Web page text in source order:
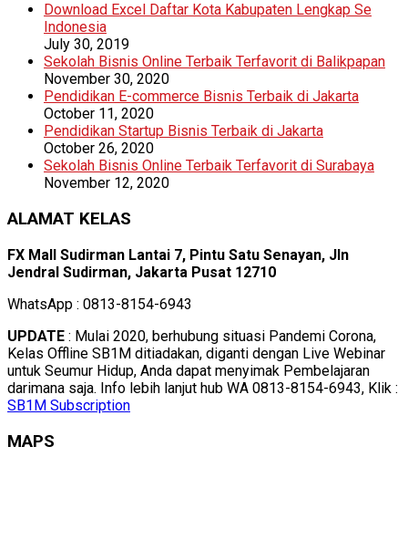
Download Excel Daftar Kota Kabupaten Lengkap Se
Indonesia
July 30, 2019
Sekolah Bisnis Online Terbaik Terfavorit di Balikpapan
November 30, 2020
Pendidikan E-commerce Bisnis Terbaik di Jakarta
October 11, 2020
Pendidikan Startup Bisnis Terbaik di Jakarta
October 26, 2020
Sekolah Bisnis Online Terbaik Terfavorit di Surabaya
November 12, 2020
ALAMAT KELAS
FX Mall Sudirman Lantai 7, Pintu Satu Senayan, Jln
Jendral Sudirman, Jakarta Pusat 12710
WhatsApp : 0813-8154-6943
UPDATE : Mulai 2020, berhubung situasi Pandemi Corona,
Kelas Offline SB1M ditiadakan, diganti dengan Live Webinar
untuk Seumur Hidup, Anda dapat menyimak Pembelajaran
darimana saja. Info lebih lanjut hub WA 0813-8154-6943, Klik :
SB1M Subscription
MAPS